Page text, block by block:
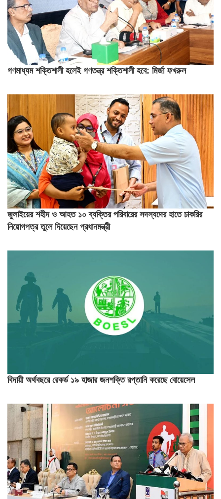
গণমাধ্যম শক্তিশালী হলেই গণতন্ত্র শক্তিশালী হবে: মির্জা ফখরুল
জুলাইয়ের শহীদ ও আহত ১০ ব্যক্তির পরিবারের সদস্যদের হাতে চাকরির
নিয়োগপত্র তুলে দিয়েছেন প্রধানমন্ত্রী
বিদায়ী অর্থবছরে রেকর্ড ১৯ হাজার জনশক্তি রপ্তানি করেছে বোয়েসেল